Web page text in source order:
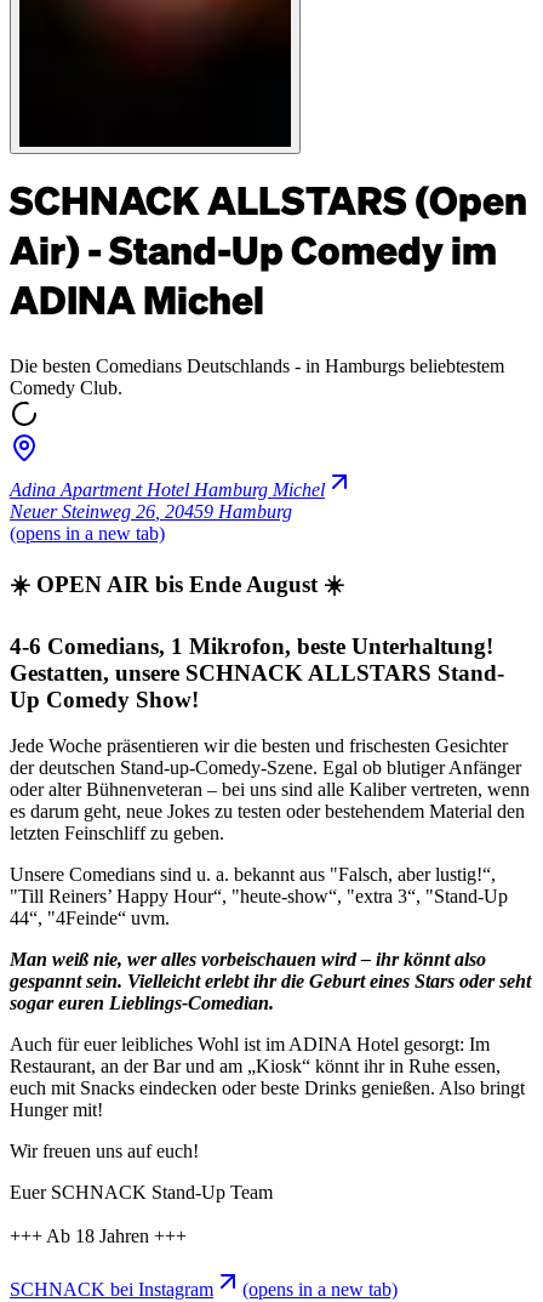
SCHNACK ALLSTARS (Open
Air) - Stand-Up Comedy im
ADINA Michel
Die besten Comedians Deutschlands - in Hamburgs beliebtestem
Comedy Club.
Adina Apartment Hotel Hamburg Michel
Neuer Steinweg 26 20459 Hamburg
(opens in a new tab)
☀️ OPEN AIR bis Ende August ☀️
4-6 Comedians, 1 Mikrofon, beste Unterhaltung!
Gestatten, unsere SCHNACK ALLSTARS Stand-
Up Comedy Show!
Jede Woche präsentieren wir die besten und frischesten Gesichter
der deutschen Stand-up-Comedy-Szene. Egal ob blutiger Anfänger
oder alter Bühnenveteran – bei uns sind alle Kaliber vertreten, wenn
es darum geht, neue Jokes zu testen oder bestehendem Material den
letzten Feinschliff zu geben.
Unsere Comedians sind u. a. bekannt aus "Falsch, aber lustig!“,
"Till Reiners’ Happy Hour“, "heute-show“, "extra 3“, "Stand-Up
44“, "4Feinde“ uvm.
Man weiß nie, wer alles vorbeischauen wird – ihr könnt also
gespannt sein. Vielleicht erlebt ihr die Geburt eines Stars oder seht
sogar euren Lieblings-Comedian.
Auch für euer leibliches Wohl ist im ADINA Hotel gesorgt: Im
Restaurant, an der Bar und am „Kiosk“ könnt ihr in Ruhe essen,
euch mit Snacks eindecken oder beste Drinks genießen. Also bringt
Hunger mit!
Wir freuen uns auf euch!
Euer SCHNACK Stand-Up Team
+++ Ab 18 Jahren +++
SCHNACK bei Instagram (opens in a new tab)